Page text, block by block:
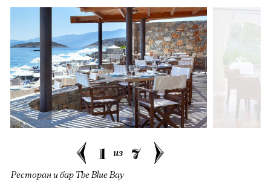
1 из 7
Ресторан и бар The Blue Bay